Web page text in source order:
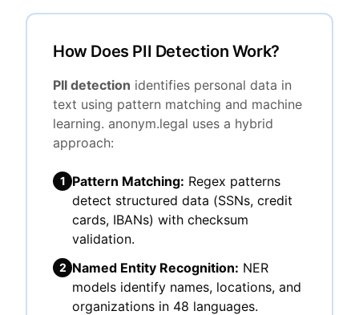
How Does PII Detection Work?
PII detection identifies personal data in
text using pattern matching and machine
learning. anonym.legal uses a hybrid
approach:
1 Pattern Matching: Regex patterns
detect structured data (SSNs, credit
cards, IBANs) with checksum
validation.
2 Named Entity Recognition: NER
models identify names, locations, and
organizations in 48 languages.